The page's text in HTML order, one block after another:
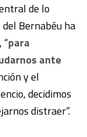
de lo
Bernabéu ha
para
ante
y el
decidimos
distraer”.